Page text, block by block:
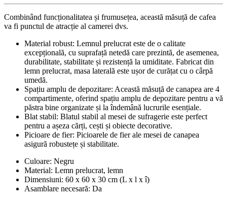
Combinând funcționalitatea și frumusețea, această măsuță de cafea
va fi punctul de atracție al camerei dvs.
Material robust: Lemnul prelucrat este de o calitate
excepțională, cu suprafață netedă care prezintă, de asemenea,
durabilitate, stabilitate și rezistență la umiditate. Fabricat din
lemn prelucrat, masa laterală este ușor de curățat cu o cârpă
umedă.
Spațiu amplu de depozitare: Această măsuță de canapea are 4
compartimente, oferind spațiu amplu de depozitare pentru a vă
păstra bine organizate și la îndemână lucrurile esențiale.
Blat stabil: Blatul stabil al mesei de sufragerie este perfect
pentru a așeza cărți, cești și obiecte decorative.
Picioare de fier: Picioarele de fier ale mesei de canapea
asigură robustețe și stabilitate.
Culoare: Negru
Material: Lemn prelucrat, lemn
Dimensiuni: 60 x 60 x 30 cm (L x l x î)
Asamblare necesară: Da